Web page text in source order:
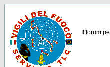
Il forum